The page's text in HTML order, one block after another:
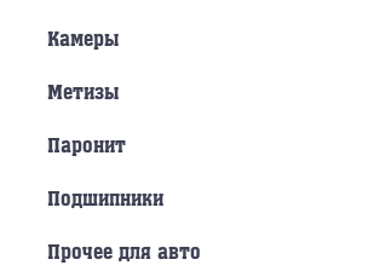
Камеры
Метизы
Паронит
Подшипники
Прочее для авто